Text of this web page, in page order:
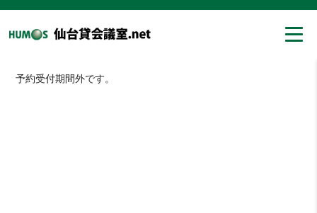
予約受付期間外です。